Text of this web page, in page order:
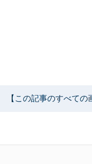
【この記事のすべての